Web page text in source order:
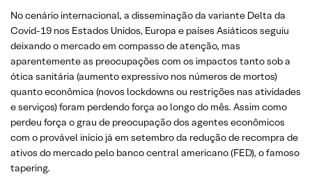
No cenário internacional, a disseminação da variante Delta da
Covid-19 nos Estados Unidos, Europa e países Asiáticos seguiu
deixando o mercado em compasso de atenção, mas
aparentemente as preocupações com os impactos tanto sob a
ótica sanitária (aumento expressivo nos números de mortos)
quanto econômica (novos lockdowns ou restrições nas atividades
e serviços) foram perdendo força ao longo do mês. Assim como
perdeu força o grau de preocupação dos agentes econômicos
com o provável início já em setembro da redução de recompra de
ativos do mercado pelo banco central americano (FED), o famoso
tapering.